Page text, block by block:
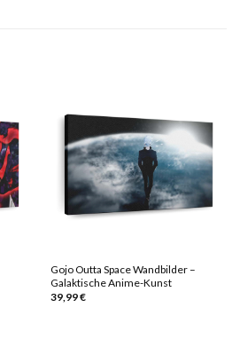
Gojo Outta Space Wandbilder –
Galaktische Anime-Kunst
39,99€